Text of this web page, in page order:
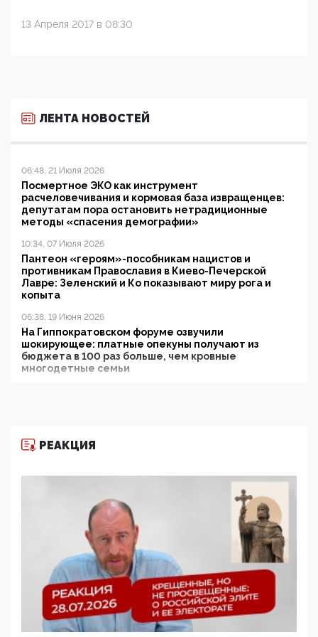
13 Апреля 2017 в 08:30
ЛЕНТА НОВОСТЕЙ
06:48, 21 Июля 2026
Посмертное ЭКО как инструмент
расчеловечивания и кормовая база извращенцев:
депутатам пора остановить нетрадиционные
методы «спасения демографии»
10:34, 07 Июля 2026
Пантеон «героям»-пособникам нацистов и
противникам Православия в Киево-Печерской
Лавре: Зеленский и Ко показывают миру рога и
копыта
06:38, 19 Июня 2026
На Гиппократовском форуме озвучили
шокирующее: платные опекуны получают из
бюджета в 100 раз больше, чем кровные
многодетные семьи
11:53, 09 Июня 2026
деятельность ИИТО ЮНЕСКО в России, но
цифроглобалисты продолжают определять
повестку в образовании
09:43, 01 Июня 2026
5G за счет здоровья граждан: Минцифры намерено
отобрать у регионов и муниципалитетов право
защищать жилые дома и социальные объекты от
05:58, 26 Мая 2026
Роскомнадзор освободили от борца с
деструктивным и опасным контентом
РЕАКЦИЯ